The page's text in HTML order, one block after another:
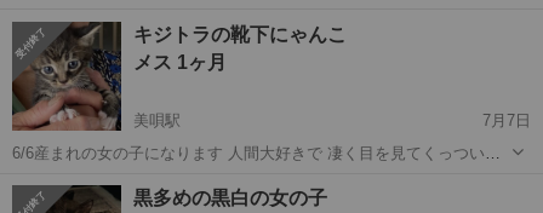
ぐです。 今の所目に見える事はないので病院は行ってません譲渡後に
病院お願いします。 ご...
北海道 美唄市 猫
キジトラの靴下にゃんこ
メス 1ヶ月
美唄駅
7月7日
6/6産まれの女の子になります 人間大好きで 凄く目を見てくっついて
できるご家族よろしくお願いいたします 独身、60歳以上はお断りしま
北海道 美唄市 美唄駅 キジトラ
黒多めの黒白の女の子